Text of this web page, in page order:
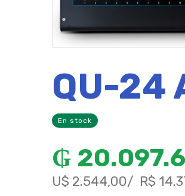
QU-24
En stock
₲
U$ 2.544,00 R$